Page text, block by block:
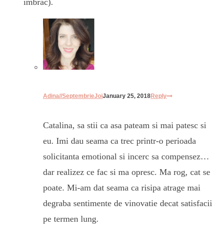
Adina//SeptembrieJoiJanuary 25, 2018Reply
Catalina, sa stii ca asa pateam si mai patesc si
eu. Imi dau seama ca trec printr-o perioada
solicitanta emotional si incerc sa compensez…
dar realizez ce fac si ma opresc. Ma rog, cat se
poate. Mi-am dat seama ca risipa atrage mai
degraba sentimente de vinovatie decat satisfacii
pe termen lung.